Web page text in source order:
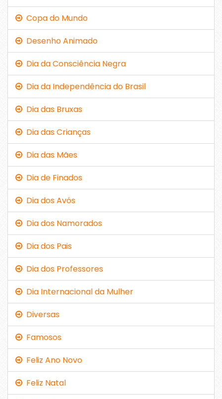
Copa do Mundo
Desenho Animado
Dia da Consciência Negra
Dia da Independência do Brasil
Dia das Bruxas
Dia das Crianças
Dia das Mães
Dia de Finados
Dia dos Avós
Dia dos Namorados
Dia dos Pais
Dia dos Professores
Dia Internacional da Mulher
Diversas
Famosos
Feliz Ano Novo
Feliz Natal